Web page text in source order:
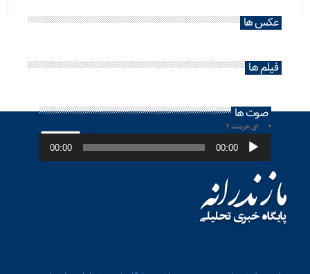
عکس ها
فیلم ها
صوت ها
ای حرمت ۲
پخش‌کننده
صوت 00:00
00:00